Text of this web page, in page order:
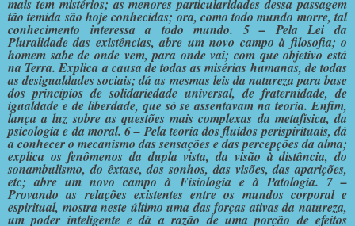
mais tem mistérios; as menores particularidades dessa passagem
tão temida são hoje conhecidas; ora, como todo mundo morre, tal
conhecimento interessa a todo mundo. 5 – Pela Lei da
Pluralidade das existências, abre um novo campo à filosofia; o
homem sabe de onde vem, para onde vai; com que objetivo está
na Terra. Explica a causa de todas as misérias humanas, de todas
as desigualdades sociais; dá as mesmas leis da natureza para base
dos princípios de solidariedade universal, de fraternidade, de
igualdade e de liberdade, que só se assentavam na teoria. Enfim,
lança a luz sobre as questões mais complexas da metafísica, da
psicologia e da moral. 6 – Pela teoria dos fluidos perispirituais, dá
a conhecer o mecanismo das sensações e das percepções da alma;
explica os fenômenos da dupla vista, da visão à distância, do
sonambulismo, do êxtase, dos sonhos, das visões, das aparições,
etc; abre um novo campo à Fisiologia e à Patologia. 7 –
Provando as relações existentes entre os mundos corporal e
espiritual, mostra neste último uma das forças ativas da natureza,
um poder inteligente e dá a razão de uma porção de efeitos